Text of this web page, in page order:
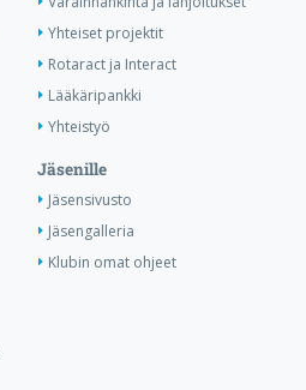
Yhteiset projektit
Rotaract ja Interact
Lääkäripankki
Yhteistyö
Jäsenille
Jäsensivusto
Jäsengalleria
Klubin omat ohjeet